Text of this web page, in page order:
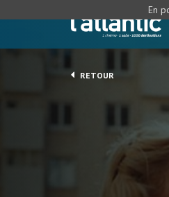
RETOUR
En